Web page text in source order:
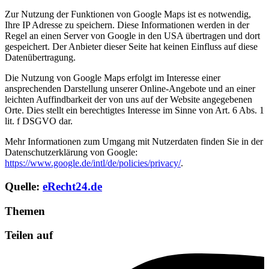
Zur Nutzung der Funktionen von Google Maps ist es notwendig,
Ihre IP Adresse zu speichern. Diese Informationen werden in der
Regel an einen Server von Google in den USA übertragen und dort
gespeichert. Der Anbieter dieser Seite hat keinen Einfluss auf diese
Datenübertragung.
Die Nutzung von Google Maps erfolgt im Interesse einer
ansprechenden Darstellung unserer Online-Angebote und an einer
leichten Auffindbarkeit der von uns auf der Website angegebenen
Orte. Dies stellt ein berechtigtes Interesse im Sinne von Art. 6 Abs. 1
lit. f DSGVO dar.
Mehr Informationen zum Umgang mit Nutzerdaten finden Sie in der
Datenschutzerklärung von Google:
https://www.google.de/intl/de/policies/privacy/.
Quelle: eRecht24.de
Themen
Teilen auf